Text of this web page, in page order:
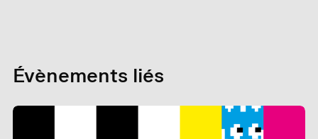
Évènements liés